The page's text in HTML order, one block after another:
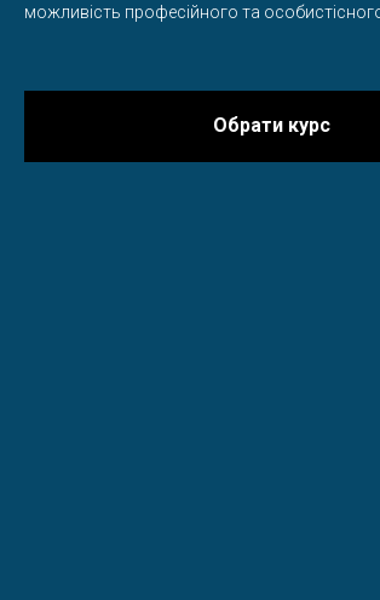
можливість професійного та
Обрати курс